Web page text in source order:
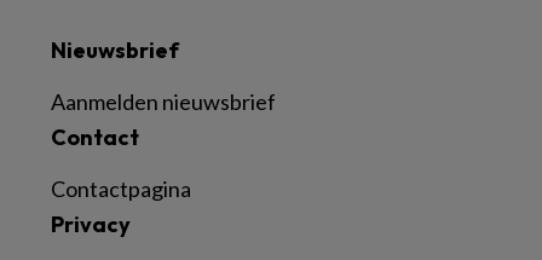
Nieuwsbrief
Aanmelden nieuwsbrief
Contact
Contactpagina
Privacy